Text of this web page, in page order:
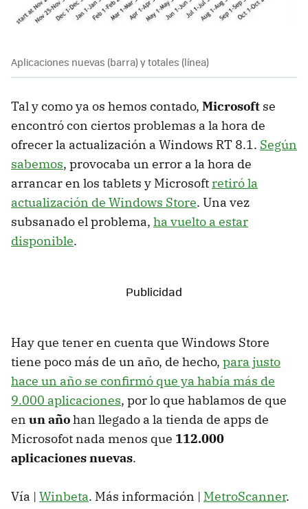
Aplicaciones nuevas (barra) y totales (línea)
Tal y como ya os hemos contado, Microsoft se
encontró con ciertos problemas a la hora de
ofrecer la actualización a Windows RT 8.1. Según
sabemos, provocaba un error a la hora de
arrancar en los tablets y Microsoft retiró la
actualización de Windows Store. Una vez
subsanado el problema, ha vuelto a estar
disponible.
Hay que tener en cuenta que Windows Store
tiene poco más de un año, de hecho, para justo
hace un año se confirmó que ya había más de
9.000 aplicaciones, por lo que hablamos de que
en un añohan llegado a la tienda de apps de
Microsofot nada menos que 112.000
aplicaciones nuevas.
Vía | Winbeta. Más información | MetroScanner.